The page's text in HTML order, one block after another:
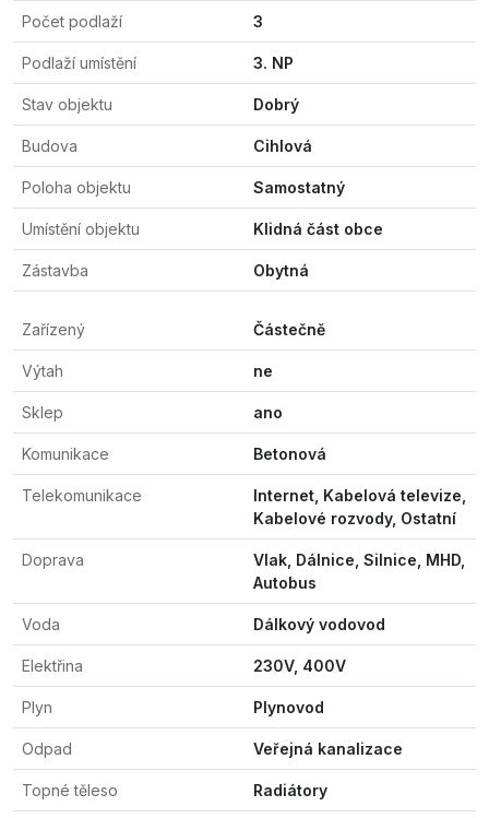
Počet podlaží 3
Podlaží umístění 3. NP
Stav objektu Dobrý
Budova Cihlová
Poloha objektu Samostatný
Umístění objektu Klidná část obce
Zástavba Obytná
Zařízený Částečně
Výtah ne
Sklep ano
Komunikace Betonová
Telekomunikace
Internet, Kabelová televize,
Kabelové rozvody, Ostatní
Doprava
Vlak, Dálnice, Silnice, MHD,
Autobus
Voda Dálkový vodovod
Elektřina 230V, 400V
Plyn Plynovod
Odpad Veřejná kanalizace
Topné těleso Radiátory